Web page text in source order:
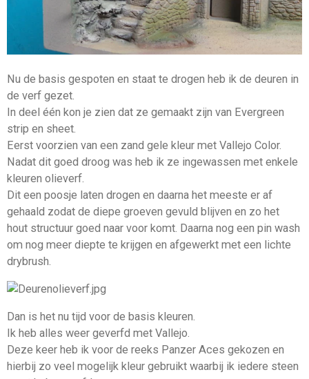
Nu de basis gespoten en staat te drogen heb ik de deuren in
de verf gezet.
In deel één kon je zien dat ze gemaakt zijn van Evergreen
strip en sheet.
Eerst voorzien van een zand gele kleur met Vallejo Color.
Nadat dit goed droog was heb ik ze ingewassen met enkele
kleuren olieverf.
Dit een poosje laten drogen en daarna het meeste er af
gehaald zodat de diepe groeven gevuld blijven en zo het
hout structuur goed naar voor komt. Daarna nog een pin wash
om nog meer diepte te krijgen en afgewerkt met een lichte
drybrush.
Dan is het nu tijd voor de basis kleuren.
Ik heb alles weer geverfd met Vallejo.
Deze keer heb ik voor de reeks Panzer Aces gekozen en
hierbij zo veel mogelijk kleur gebruikt waarbij ik iedere steen